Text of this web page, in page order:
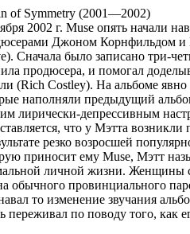
of Symmetry (2001—2002)
2002 г. Muse опять начали
Джоном Корнфильдом и
Сначала было записано три-
продюсера, и помогал
(Rich Costley). На альбоме
наполняли предыдущий
лирически-депрессивным
что у Мэтта
резко возросшей
приносит ему Muse, Мэтт
личной жизни. Женщины
обычного провинциального
то изменение звучания
переживал по поводу того, как